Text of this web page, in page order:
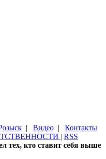
| Видео | Контакты
| RSS
тех, кто ставит себя выше